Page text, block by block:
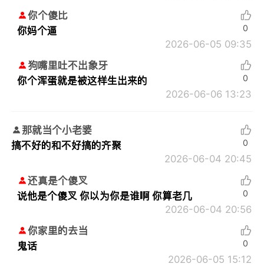
你个傻比
你妈个逼
2026-06-05 09:35
0
狗嘴里吐不出象牙
你个浑蛋就是被这样生出来的
2026-06-06 13:23
0
那就当个小老婆
搞不好的和不好搞的齐聚
2026-06-04 20:45
0
还真是个傻叉
说他是个傻叉 你以为你是谁啊 你算老几
2026-06-04 20:56
0
你家里的去当
鬼话
2026-06-05 15:12
0